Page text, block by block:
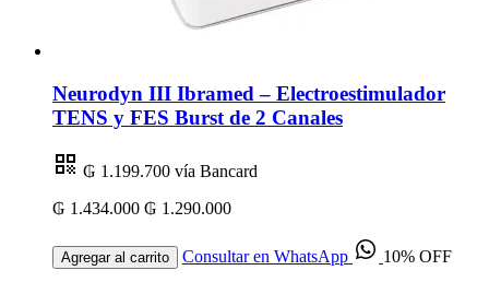
Neurodyn III Ibramed – Electroestimulador
TENS y FES Burst de 2 Canales
₲ 1.199.700 vía Bancard
₲ 1.434.000 ₲ 1.290.000
Agregar al carrito Consultar en WhatsApp 10% OFF